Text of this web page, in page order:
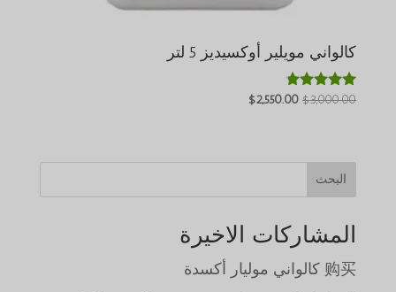
كالواني مويلير أوكسيديز 5 لتر
تم التقييم
$3,000.00
السعر
$3,000.00.
$2,550.00 السعر
$2,550.00.
البحث
المشاركات الاخيرة
购买 كالواني موليار أكسدة